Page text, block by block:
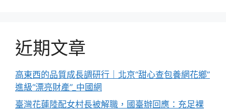
近期文章
高東西的品質成長調研行｜北京“甜心查包養網花鄉”
進級“漂亮財產”_中國網
臺灣花蓮陸配女村長被解職，國臺辦回應：充足裸